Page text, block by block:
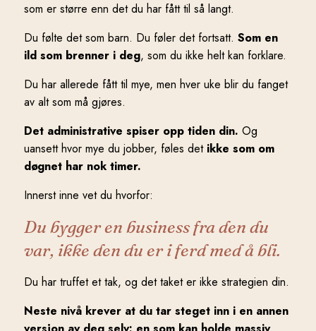
som er større enn det du har fått til så langt.
Du følte det som barn. Du føler det fortsatt. Som en
ild som brenner i deg, som du ikke helt kan forklare.
Du har allerede fått til mye, men hver uke blir du fanget
av alt som må gjøres.
Det administrative spiser opp tiden din. Og
uansett hvor mye du jobber, føles detikke som om
døgnet har nok timer.
Innerst inne vet du hvorfor:
Du bygger en business fra den du
var, ikke den du er i ferd med å bli.
Du har truffet et tak, og det taket er ikke strategien din.
Neste nivå krever at du tar steget inn i en annen